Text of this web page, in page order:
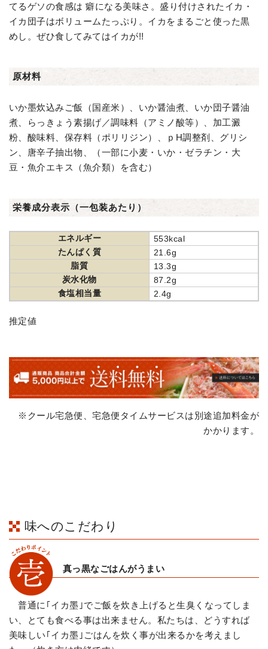
てるゲソの食感は 癖になる美味さ。盛り付けされたイカ・
イカ団子はボリュームたっぷり。イカをまるごと使った黒
めし。ぜひ食してみてはイカが!!
原材料
いか墨炊込みご飯（国産米）、いか醤油煮、いか団子醤油
煮、らっきょう素揚げ／調味料（アミノ酸等）、加工澱
粉、酸味料、保存料（ポリリジン）、ｐH調整剤、グリシ
ン、唐辛子抽出物、（一部に小麦・いか・ゼラチン・大
豆・魚介エキス（魚介類）を含む）
栄養成分表示（一包装あたり）
エネルギー
553kcal
たんぱく質
21.6g
脂質
13.3g
炭水化物
87.2g
食塩相当量
2.4g
推定値
※クール宅急便、宅急便タイムサービスは別途追加料金が
かかります。
味へのこだわり
真っ黒なごはんがうまい
普通に｢イカ墨｣でご飯を炊き上げると生臭くなってしま
い、とても食べる事は出来ません。私たちは、どうすれば
美味しい｢イカ墨｣ごはんを炊く事が出来るかを考えまし